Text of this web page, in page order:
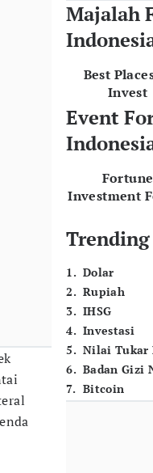
Majalah
Best
Invest
Event
Fortune
Investment
1. Dolar
2. Rupiah
3. IHSG
4. Investasi
5. Nilai Tukar
6. Badan Gizi
7. Bitcoin